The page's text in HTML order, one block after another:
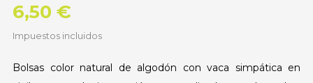
6,50 €
Impuestos incluidos
Bolsas color natural de algodón con vaca simpática en